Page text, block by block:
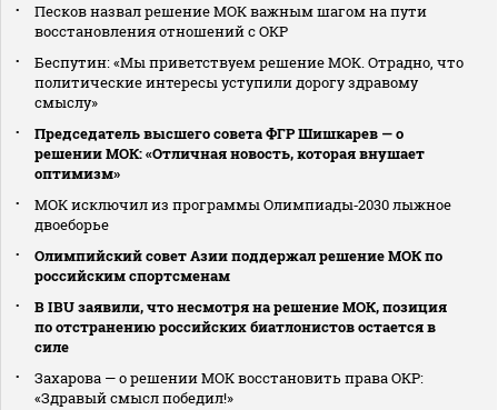
Песков назвал решение МОК важным шагом на пути
восстановления отношений с ОКР
Беспутин: «Мы приветствуем решение МОК. Отрадно, что
политические интересы уступили дорогу здравому
смыслу»
Председатель высшего совета ФГР Шишкарев — о
решении МОК: «Отличная новость, которая внушает
оптимизм»
МОК исключил из программы Олимпиады‑2030 лыжное
двоеборье
Олимпийский совет Азии поддержал решение МОК по
российским спортсменам
В IBU заявили, что несмотря на решение МОК, позиция
по отстранению российских биатлонистов остается в
силе
Захарова — о решении МОК восстановить права ОКР:
«Здравый смысл победил!»